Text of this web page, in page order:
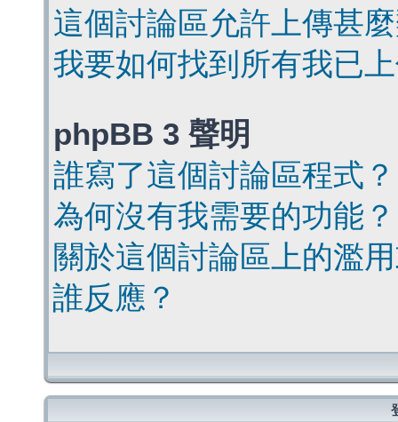
這個討論區允許上傳甚
我要如何找到所有我已
phpBB 3 聲明
誰寫了這個討論區程式？
為何沒有我需要的功能？
關於這個討論區上的濫
誰反應？